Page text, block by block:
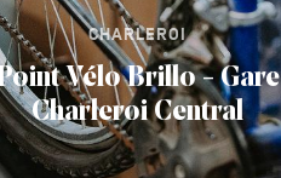
CHARLEROI
Vélo Brillo - Gare
Charleroi Central